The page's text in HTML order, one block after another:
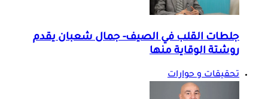
جلطات القلب في الصيف- جمال شعبان يقدم
روشتة الوقاية منها
تحقيقات و حوارات